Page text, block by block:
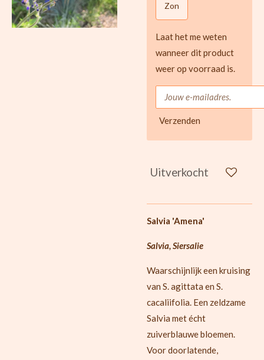
Zon
Laat het me weten
wanneer dit product
weer op voorraad is.
Verzenden
Uitverkocht
Salvia 'Amena'
Salvia, Siersalie
Waarschijnlijk een kruising
van S. agittata en S.
cacaliifolia. Een zeldzame
Salvia met écht
zuiverblauwe bloemen.
Voor doorlatende,